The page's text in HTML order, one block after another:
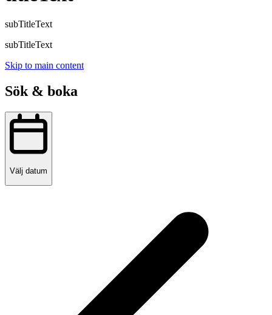
subTitleText
subTitleText
Skip to main content
Sök & boka
Välj datum